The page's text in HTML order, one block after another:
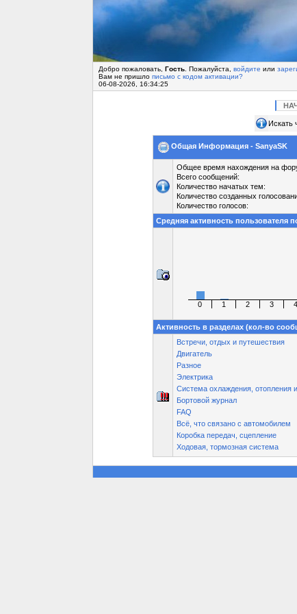
Добро пожаловать, Гость. Пожалуйста, войдите или
Вам не пришло письмо с кодом активации?
06-08-2026, 16:34:25
Искать
Общая Информация - SanyaSK
Общее время нахождения на
Всего сообщений:
Количество начатых тем:
Количество созданных
Количество голосов:
Средняя активность пользователя
0 1 2 3 4
Активность в разделах (кол-во
Встречи, отдых и путешествия
Двигатель
Разное
Электрика
Система охлаждения, отопления
Бортовой журнал
FAQ
Всё, что связано с автомобилем
Коробка передач, сцепление
Ходовая, тормозная система